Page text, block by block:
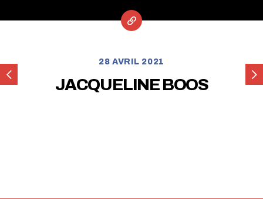
NARBONNE
ACCESSOIRES
28 AVRIL 2021
JACQUELINE BOOS